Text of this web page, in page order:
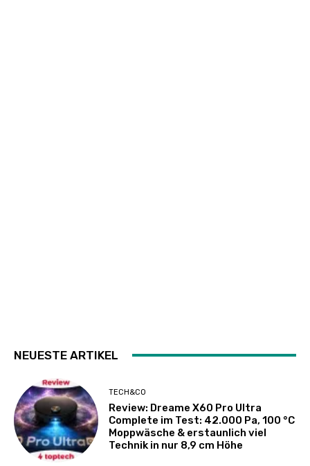
NEUESTE ARTIKEL
TECH&CO
Review: Dreame X60 Pro Ultra
Complete im Test: 42.000 Pa, 100 °C
Moppwäsche & erstaunlich viel
Technik in nur 8,9 cm Höhe